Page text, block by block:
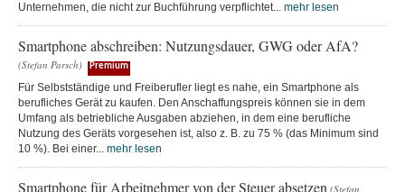
Unternehmen, die nicht zur Buchführung verpflichtet... mehr lesen
Smartphone abschreiben: Nutzungsdauer, GWG oder AfA?
(Stefan Parsch) Premium
Für Selbstständige und Freiberufler liegt es nahe, ein Smartphone als
berufliches Gerät zu kaufen. Den Anschaffungspreis können sie in dem
Umfang als betriebliche Ausgaben abziehen, in dem eine berufliche
Nutzung des Geräts vorgesehen ist, also z. B. zu 75 % (das Minimum sind
10 %). Bei einer... mehr lesen
Smartphone für Arbeitnehmer von der Steuer absetzen (Stefan